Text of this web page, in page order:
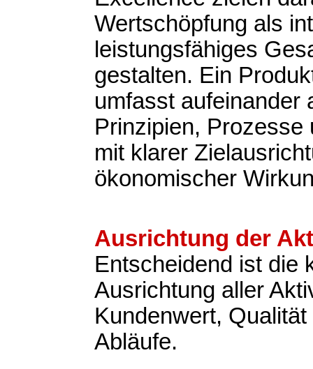
Wertschöpfung als
leistungsfähiges
gestalten. Ein
umfasst aufeinander
Prinzipien, Prozesse
mit klarer
ökonomischer
Ausrichtung der
Entscheidend ist die
Ausrichtung aller
Kundenwert,
Abläufe.